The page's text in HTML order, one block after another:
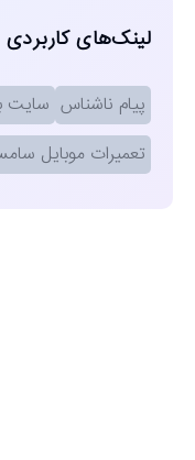
لینک‌های کاربردی
پیام ناشناس سایت
تعمیرات موبایل